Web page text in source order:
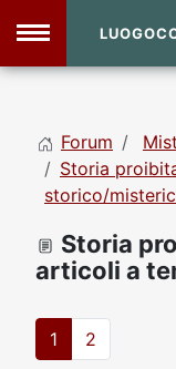
Home
DVD Shop
Sito
Forum
Storia
storico/
Storia
articoli a
1 2